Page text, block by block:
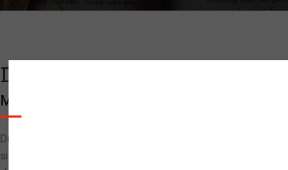
Descubrir el sentido de la vida
Manuel Casado Velarde
Durante los últimos años los problemas de salud mental
siendo noticia diaria. Complicaciones como la ansiedad, la